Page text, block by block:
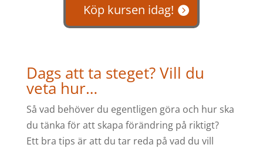
Köp kursen idag!
Dags att ta steget? Vill du
veta hur…
Så vad behöver du egentligen göra och hur ska
du tänka för att skapa förändring på riktigt?
Ett bra tips är att du tar reda på vad du vill